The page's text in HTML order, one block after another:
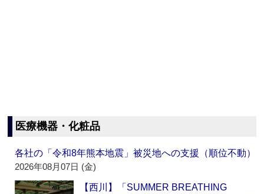
医療機器・化粧品
各社の「令和8年熊本地震」被災地への支援（順位不動）
2026年08月07日 (金)
【西川】「SUMMER BREATHING